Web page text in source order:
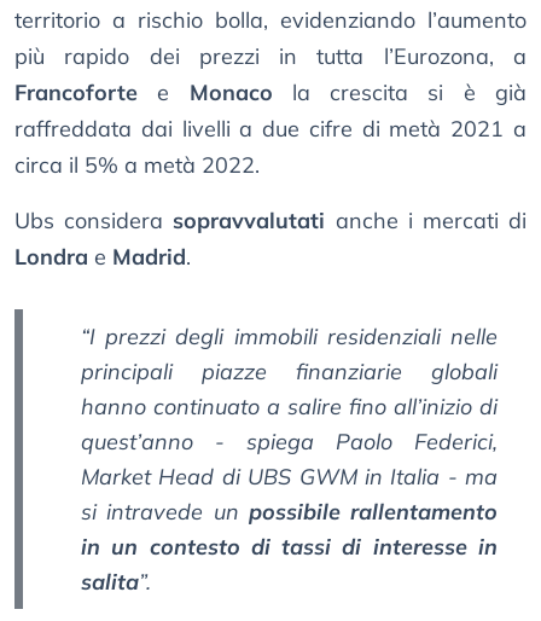
territorio a rischio bolla, evidenziando l’aumento
più rapido dei prezzi in tutta l’Eurozona, a
Francofortee Monaco la crescita si è già
raffreddata dai livelli a due cifre di metà 2021 a
circa il 5% a metà 2022.
Ubs considera sopravvalutati anche i mercati di
Londra e Madrid.
“I prezzi degli immobili residenziali nelle
principali piazze finanziarie globali
hanno continuato a salire fino all’inizio di
quest’anno - spiega Paolo Federici,
Market Head di UBS GWM in Italia - ma
si intravede un possibile rallentamento
in un contesto di tassi di interesse in
salita”.